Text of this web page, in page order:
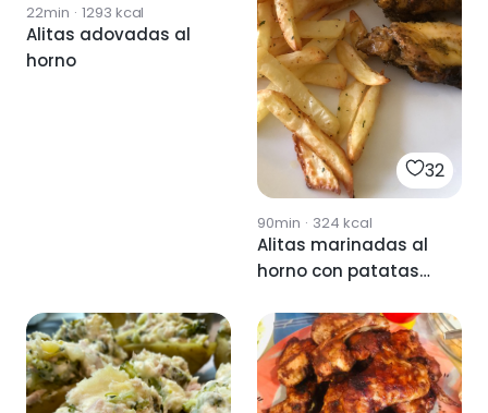
22min · 1293 kcal
Alitas adovadas al
horno
32
90min · 324 kcal
Alitas marinadas al
horno con patatas